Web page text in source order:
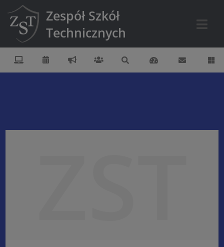
Zespół Szkół
Technicznych